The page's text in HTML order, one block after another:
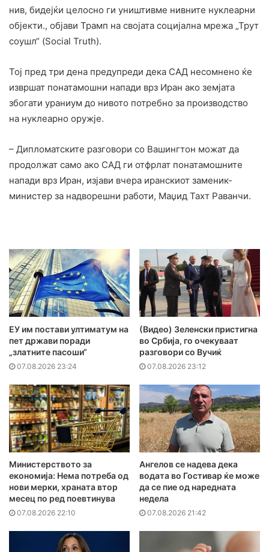
нив, бидејќи целосно ги уништивме нивните нуклеарни
објекти., објави Трамп на својата социјална мрежа „Трут
соушл“ (Social Truth).
Тој пред три дена предупреди дека САД несомнено ќе
извршат понатамошни напади врз Иран ако земјата
збогати ураниум до нивото потребно за производство
на нуклеарно оружје.
– Дипломатските разговори со Вашингтон можат да
продолжат само ако САД ги отфрлат понатамошните
напади врз Иран, изјави вчера иранскиот заменик-
министер за надворешни работи, Маџид Тахт Раванчи.
ЕУ им постави ултиматум на
пет држави поради
„златните пасоши“
07.08.2026 23:24
(Видео) Зеленски пристигна
во Србија, го очекуваат
разговори со Вучиќ
07.08.2026 23:12
Министерството за
економија: Нема потреба од
нови мерки, храната втор
месец по ред поевтинува
07.08.2026 22:10
Ангелов се надева дека
водата во Гостивар ќе може
да се пие од наредната
недела
07.08.2026 21:42